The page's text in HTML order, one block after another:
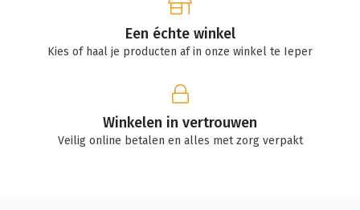
Een échte winkel
Kies of haal je producten af in onze winkel te Ieper
Winkelen in vertrouwen
Veilig online betalen en alles met zorg verpakt